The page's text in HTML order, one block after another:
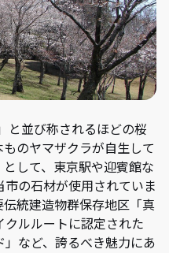
と並び称されるほどの桜
のヤマザクラが自生して
して、東京駅や迎賓館な
の石材が使用されていま
統建造物群保存地区「真
ルルートに認定された
」など、誇るべき魅力にあ